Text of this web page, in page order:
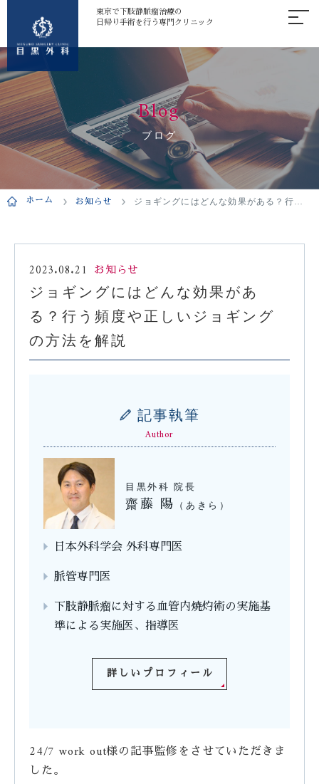
東京で下肢静脈瘤治療の
日帰り手術を行う専門クリニック
Blog
ブログ
ホーム お知らせ ジョギングにはどんな効果がある？行う頻度や正しいジョギングの方法を解説
2023.08.21 お知らせ
ジョギングにはどんな効果があ
る？行う頻度や正しいジョギング
の方法を解説
記事執筆
Author
目黒外科 院長
齋藤 陽 （あきら）
日本外科学会 外科専門医
脈管専門医
下肢静脈瘤に対する血管内焼灼術の実施基
準による実施医、指導医
詳しいプロフィール
24/7 work out様の記事監修をさせていただきま
した。